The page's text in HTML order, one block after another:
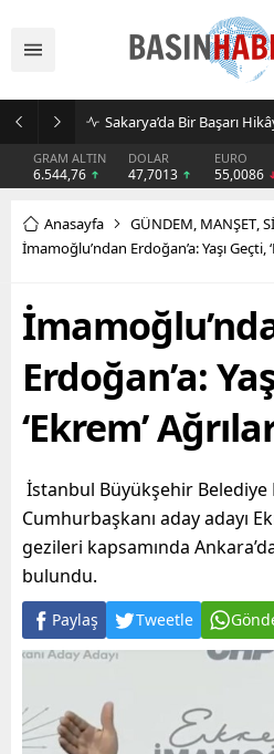
GRAM ALTIN
6.544,76
DOLAR
47,7013
EURO
55,0086
Anasayfa GÜNDEM, MANŞET,
İmamoğlu’ndan Erdoğan’a: Yaşı Geçti,
Erdoğan’a:
‘Ekrem’
İstanbul Büyükşehir Belediye
Cumhurbaşkanı aday adayı
gezileri kapsamında
bulundu.
Paylaş Tweetle